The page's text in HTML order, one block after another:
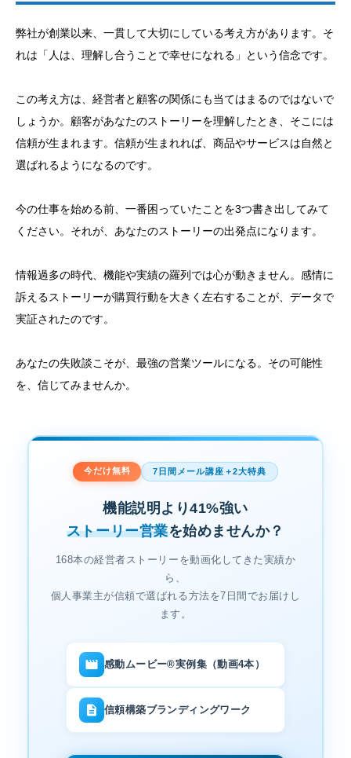
弊社が創業以来、一貫して大切にしている考え方があります。そ
れは「人は、理解し合うことで幸せになれる」という信念です。
この考え方は、経営者と顧客の関係にも当てはまるのではないで
しょうか。顧客があなたのストーリーを理解したとき、そこには
信頼が生まれます。信頼が生まれれば、商品やサービスは自然と
選ばれるようになるのです。
今の仕事を始める前、一番困っていたことを3つ書き出してみて
ください。それが、あなたのストーリーの出発点になります。
情報過多の時代、機能や実績の羅列では心が動きません。感情に
訴えるストーリーが購買行動を大きく左右することが、データで
実証されたのです。
あなたの失敗談こそが、最強の営業ツールになる。その可能性
を、信じてみませんか。
今だけ無料 7日間メール講座＋2大特典
機能説明より41%強い
ストーリー営業を始めませんか？
168本の経営者ストーリーを動画化してきた実績か
ら、
個人事業主が信頼で選ばれる方法を7日間でお届けし
ます。
感動ムービー®実例集（動画4本）
信頼構築ブランディングワーク